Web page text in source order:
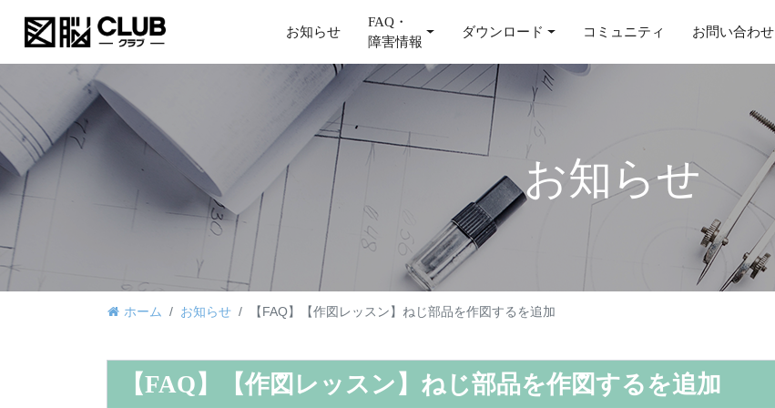
お知らせ
FAQ・
障害情報
ダウンロード コミュニティ お問い合わせ
お知らせ
ホーム お知らせ 【FAQ】【作図レッスン】ねじ部品を作図するを追加
【FAQ】【作図レッスン】ねじ部品を作図するを追加